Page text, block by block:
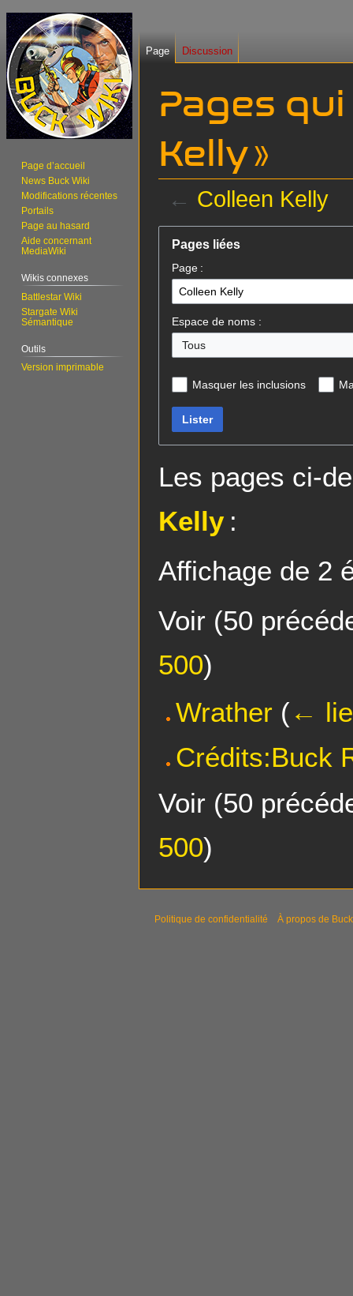
Pages
Kelly »
← Colleen Kelly
navigation
recherche
Pages liées
Page :
Espace de noms :
Tous
Masquer les inclusions
Lister
Les pages ci-
Kelly :
Affichage de 2
Voir (50
500)
Wrather (←
Crédits:Buck
Voir (50
500)
Page Discussion
Page d’accueil
News Buck Wiki
Modifications récentes
Portails
Page au hasard
Aide concernant
MediaWiki
Wikis connexes
Battlestar Wiki
Stargate Wiki
Sémantique
Outils
Version imprimable
Politique de confidentialité À propos de